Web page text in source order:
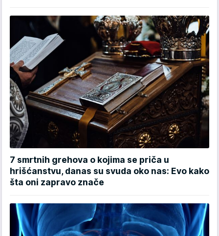
7 smrtnih grehova o kojima se priča u
hrišćanstvu, danas su svuda oko nas: Evo kako
šta oni zapravo znače